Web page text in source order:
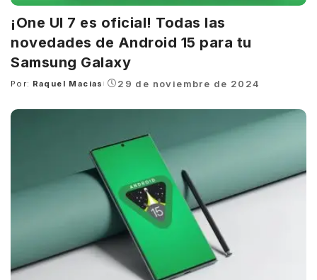
¡One UI 7 es oficial! Todas las
novedades de Android 15 para tu
Samsung Galaxy
Posted
Por: Raquel Macias 29 de noviembre de 2024